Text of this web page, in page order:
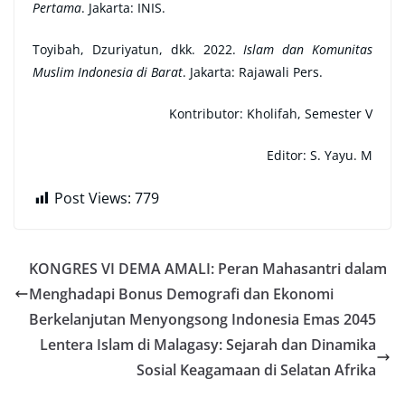
Pertama. Jakarta: INIS.
Toyibah, Dzuriyatun, dkk. 2022.Islam dan Komunitas
Muslim Indonesia di Barat. Jakarta: Rajawali Pers.
Kontributor: Kholifah, Semester V
Editor: S. Yayu. M
Post Views: 779
KONGRES VI DEMA AMALI: Peran Mahasantri dalam
Menghadapi Bonus Demografi dan Ekonomi
Berkelanjutan Menyongsong Indonesia Emas 2045
Lentera Islam di Malagasy: Sejarah dan Dinamika
Sosial Keagamaan di Selatan Afrika